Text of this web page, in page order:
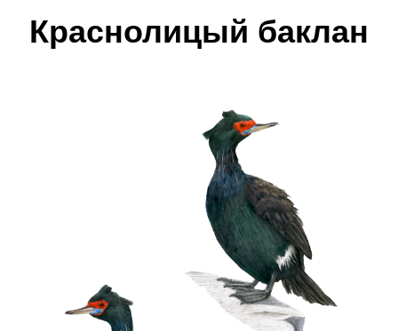
Краснолицый баклан